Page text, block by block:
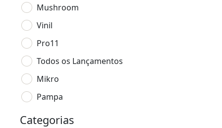
Mushroom
Vinil
Pro11
Todos os Lançamentos
Mikro
Pampa
Categorias